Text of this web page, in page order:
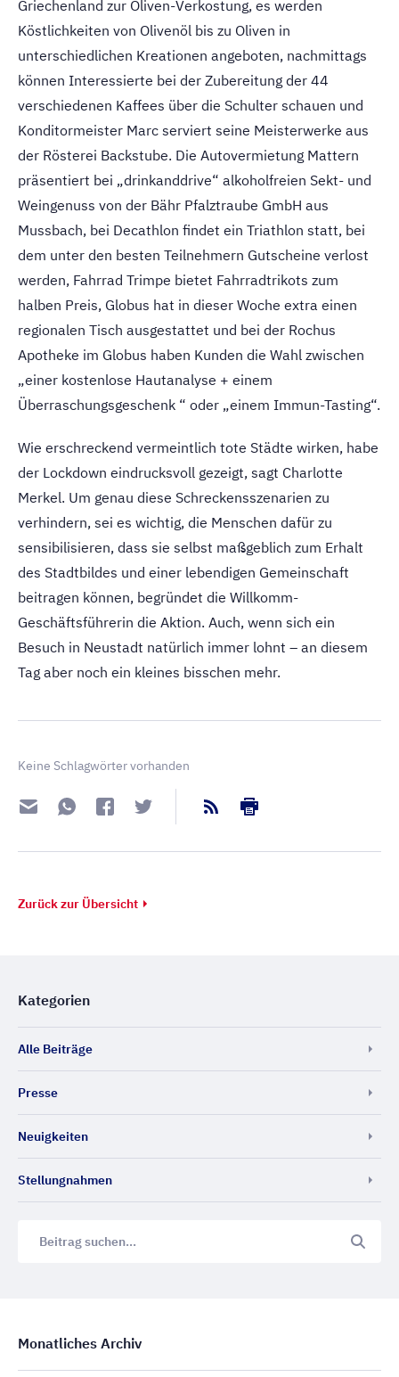
Griechenland zur Oliven-Verkostung, es werden
Köstlichkeiten von Olivenöl bis zu Oliven in
unterschiedlichen Kreationen angeboten, nachmittags
können Interessierte bei der Zubereitung der 44
verschiedenen Kaffees über die Schulter schauen und
Konditormeister Marc serviert seine Meisterwerke aus
der Rösterei Backstube. Die Autovermietung Mattern
präsentiert bei „drinkanddrive“ alkoholfreien Sekt- und
Weingenuss von der Bähr Pfalztraube GmbH aus
Mussbach, bei Decathlon findet ein Triathlon statt, bei
dem unter den besten Teilnehmern Gutscheine verlost
werden, Fahrrad Trimpe bietet Fahrradtrikots zum
halben Preis, Globus hat in dieser Woche extra einen
regionalen Tisch ausgestattet und bei der Rochus
Apotheke im Globus haben Kunden die Wahl zwischen
„einer kostenlose Hautanalyse + einem
Überraschungsgeschenk “ oder „einem Immun-Tasting“.
Wie erschreckend vermeintlich tote Städte wirken, habe
der Lockdown eindrucksvoll gezeigt, sagt Charlotte
Merkel. Um genau diese Schreckensszenarien zu
verhindern, sei es wichtig, die Menschen dafür zu
sensibilisieren, dass sie selbst maßgeblich zum Erhalt
des Stadtbildes und einer lebendigen Gemeinschaft
beitragen können, begründet die Willkomm-
Geschäftsführerin die Aktion. Auch, wenn sich ein
Besuch in Neustadt natürlich immer lohnt – an diesem
Tag aber noch ein kleines bisschen mehr.
Keine Schlagwörter vorhanden
Zurück zur Übersicht
Kategorien
Alle Beiträge
Presse
Neuigkeiten
Stellungnahmen
Monatliches Archiv